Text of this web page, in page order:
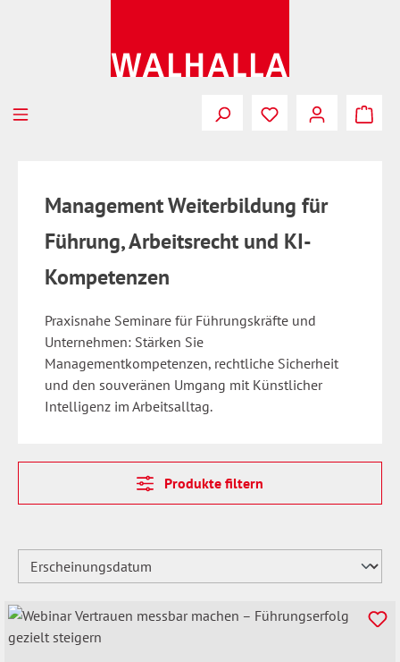
Management Weiterbildung für
Führung, Arbeitsrecht und KI-
Kompetenzen
Praxisnahe Seminare für Führungskräfte und
Unternehmen: Stärken Sie
Managementkompetenzen, rechtliche Sicherheit
und den souveränen Umgang mit Künstlicher
Intelligenz im Arbeitsalltag.
Produkte filtern